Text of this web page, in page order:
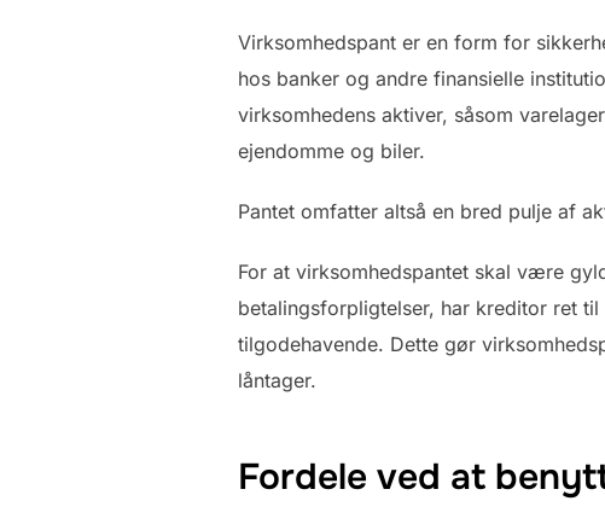
Virksomhedspant er en form for
hos banker og andre finansielle
virksomhedens aktiver, såsom
ejendomme og biler.
Pantet omfatter altså en bred pulje af
For at virksomhedspantet skal være
betalingsforpligtelser, har kreditor ret
tilgodehavende. Dette gør
låntager.
Fordele ved at